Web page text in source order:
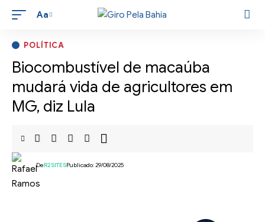
Aa
POLÍTICA
Biocombustível de macaúba
mudará vida de agricultores em
MG, diz Lula
DeR2SITESPublicado: 29/08/2025